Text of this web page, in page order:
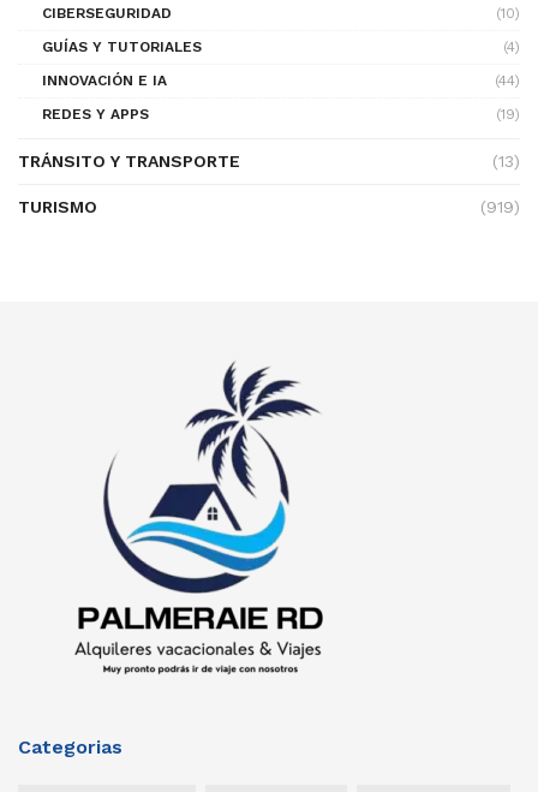
CIBERSEGURIDAD
(10)
GUÍAS Y TUTORIALES
(4)
INNOVACIÓN E IA
(44)
REDES Y APPS
(19)
TRÁNSITO Y TRANSPORTE (13)
TURISMO (919)
Categorias